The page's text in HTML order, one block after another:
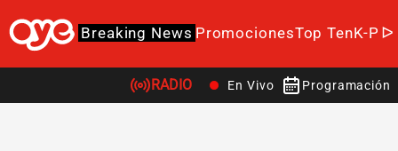
Breaking News PromocionesTop TenK-Pop
RADIO En Vivo Programación